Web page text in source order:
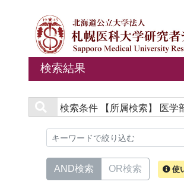
検索結果
検索条件 【所属検索】 医学
AND検索 OR検索 使